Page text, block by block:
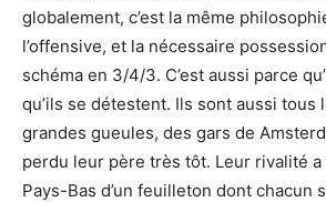
globalement, c’est la même
l’offensive, et la nécessaire
schéma en 3/4/3. C’est aussi parce
qu’ils se détestent. Ils sont aussi tous
grandes gueules, des gars de
perdu leur père très tôt. Leur rivalité a
Pays-Bas d’un feuilleton dont chacun